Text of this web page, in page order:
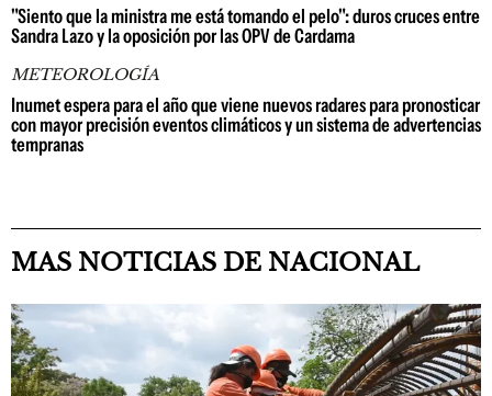
"Siento que la ministra me está tomando el pelo": duros cruces entre
Sandra Lazo y la oposición por las OPV de Cardama
METEOROLOGÍA
Inumet espera para el año que viene nuevos radares para pronosticar
con mayor precisión eventos climáticos y un sistema de advertencias
tempranas
MAS NOTICIAS DE NACIONAL